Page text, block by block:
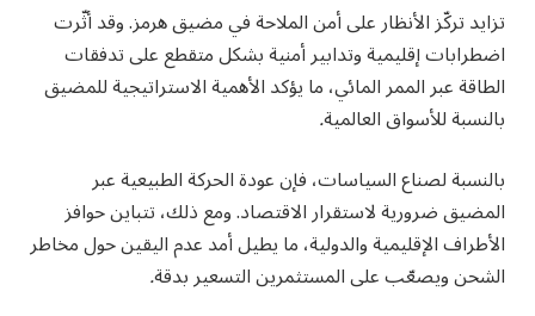
تزايد تركّز الأنظار على أمن الملاحة في مضيق هرمز. وقد أثّرت
اضطرابات إقليمية وتدابير أمنية بشكل متقطع على تدفقات
الطاقة عبر الممر المائي، ما يؤكد الأهمية الاستراتيجية للمضيق
بالنسبة للأسواق العالمية.
بالنسبة لصناع السياسات، فإن عودة الحركة الطبيعية عبر
المضيق ضرورية لاستقرار الاقتصاد. ومع ذلك، تتباين حوافز
الأطراف الإقليمية والدولية، ما يطيل أمد عدم اليقين حول مخاطر
الشحن ويصعّب على المستثمرين التسعير بدقة.